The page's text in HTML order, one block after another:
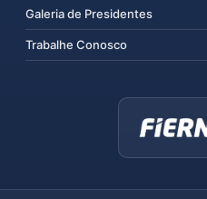
Galeria de Presidentes
Trabalhe Conosco